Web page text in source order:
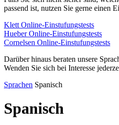
passend ist, nutzen Sie gerne einen
Klett Online-Einstufungstests
Hueber Online-Einstufungstests
Cornelsen Online-Einstufungstests
Darüber hinaus beraten unsere
Wenden Sie sich bei Interesse
Sprachen Spanisch
Spanisch